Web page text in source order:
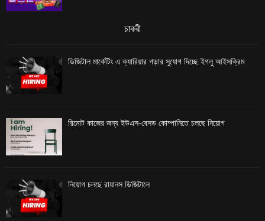
চাকরী
ডিজিটাল মার্কেটিং এ ক্যারিয়ার গড়ার সুযোগ দিচ্ছে ইগলু আইসক্রিম
রিমোট কাজের জন্য ইউএস-বেসড কোম্পানিতে চলছে নিয়োগ
নিয়োগ চলছে রায়ানস ডিজিটালে